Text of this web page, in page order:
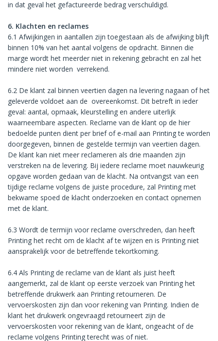
in dat geval het gefactureerde bedrag verschuldigd.
6. Klachten en reclames
6.1 Afwijkingen in aantallen zijn toegestaan als de afwijking blijft
binnen 10% van het aantal volgens de opdracht. Binnen die
marge wordt het meerder niet in rekening gebracht en zal het
mindere niet worden verrekend.
6.2 De klant zal binnen veertien dagen na levering nagaan of het
geleverde voldoet aan de overeenkomst. Dit betreft in ieder
geval: aantal, opmaak, kleurstelling en andere uiterlijk
waarneembare aspecten. Reclame van de klant op de hier
bedoelde punten dient per brief of e-mail aan Printing te worden
doorgegeven, binnen de gestelde termijn van veertien dagen.
De klant kan niet meer reclameren als drie maanden zijn
verstreken na de levering. Bij iedere reclame moet nauwkeurig
opgave worden gedaan van de klacht. Na ontvangst van een
tijdige reclame volgens de juiste procedure, zal Printing met
bekwame spoed de klacht onderzoeken en contact opnemen
met de klant.
6.3 Wordt de termijn voor reclame overschreden, dan heeft
Printing het recht om de klacht af te wijzen en is Printing niet
aansprakelijk voor de betreffende tekortkoming.
6.4 Als Printing de reclame van de klant als juist heeft
aangemerkt, zal de klant op eerste verzoek van Printing het
betreffende drukwerk aan Printing retourneren. De
vervoerskosten zijn dan voor rekening van Printing. Indien de
klant het drukwerk ongevraagd retourneert zijn de
vervoerskosten voor rekening van de klant, ongeacht of de
reclame volgens Printing terecht was of niet.